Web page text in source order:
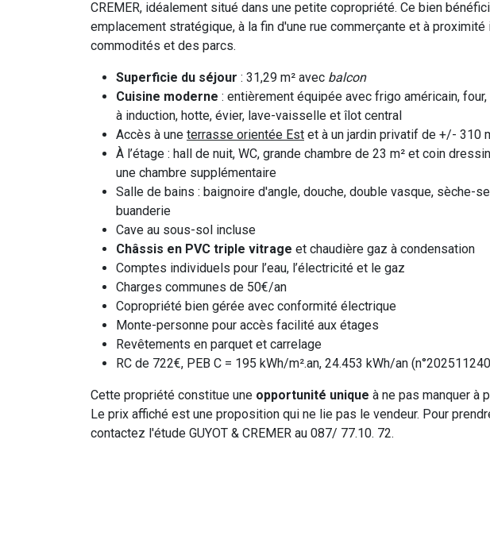
CREMER, idéalement situé dans une petite copropriété. Ce bien
emplacement stratégique, à la fin d'une rue commerçante et à
commodités et des parcs.
Superficie du séjour : 31,29 m² avec balcon
Cuisine moderne : entièrement équipée avec frigo américain,
à induction, hotte, évier, lave-vaisselle et îlot central
Accès à une terrasse orientée Est et à un jardin privatif de +/- 310
À l’étage : hall de nuit, WC, grande chambre de 23 m² et coin
une chambre supplémentaire
Salle de bains : baignoire d'angle, douche, double vasque, sèche-
buanderie
Cave au sous-sol incluse
Châssis en PVC triple vitrage et chaudière gaz à condensation
Comptes individuels pour l’eau, l’électricité et le gaz
Charges communes de 50€/an
Copropriété bien gérée avec conformité électrique
Monte-personne pour accès facilité aux étages
Revêtements en parquet et carrelage
RC de 722€, PEB C = 195 kWh/m².an, 24.453 kWh/an
Cette propriété constitue une opportunité unique à ne pas manquer à
Le prix affiché est une proposition qui ne lie pas le vendeur. Pour
contactez l'étude GUYOT & CREMER au 087/ 77.10. 72.